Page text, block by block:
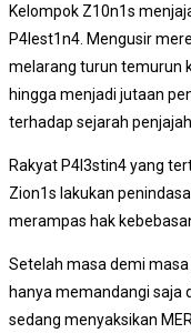
Kelompok Z10n1s
P4lest1n4. Mengusir
melarang turun temurun
hingga menjadi jutaan
terhadap sejarah
Rakyat P4l3stin4 yang
Zion1s lakukan
merampas hak
Setelah masa demi
hanya memandangi saja
sedang menyaksikan